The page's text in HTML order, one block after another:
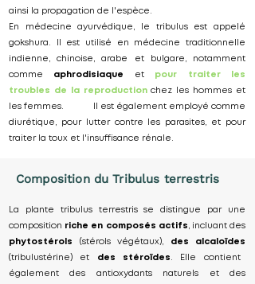
ainsi la propagation de l'espèce.
En médecine ayurvédique, le tribulus est appelé
gokshura. Il est utilisé en médecine traditionnelle
indienne, chinoise, arabe et bulgare, notamment
comme aphrodisiaque et pour traiter les
troubles de la reproductionchez les hommes et
les femmes. Il est également employé comme
diurétique, pour lutter contre les parasites, et pour
traiter la toux et l'insuffisance rénale.
Composition du Tribulus terrestris
La plante tribulus terrestris se distingue par une
composition riche en composés actifs , incluant des
phytostérols (stérols végétaux),
des alcaloïdes
(tribulustérine) et
des stéroïdes
. Elle contient
également des antioxydants naturels et des